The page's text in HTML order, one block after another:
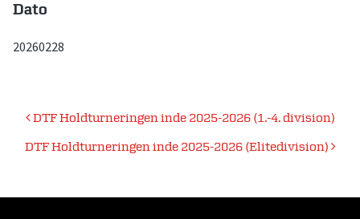
Dato
20260228
Indlægsnavigation
DTF Holdturneringen inde 2025-2026 (1.-4. division)
DTF Holdturneringen inde 2025-2026 (Elitedivision)